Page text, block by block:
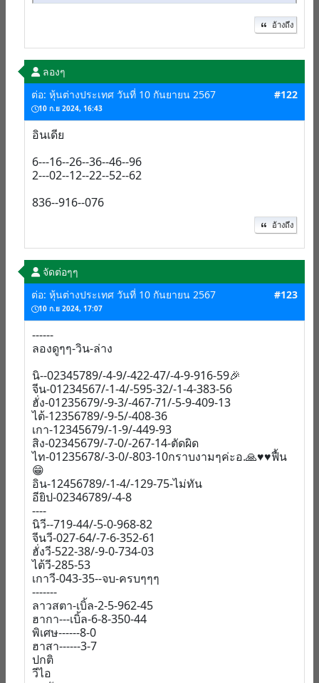
อ้างถึง
ลองๆ
ต่อ: หุ้นต่างประเทศ วันที่ 10 กันยายน 2567
10 ก.ย 2024, 16:43
#122
อินเดีย
6---16--26--36--46--96
2---02--12--22--52--62
836--916--076
อ้างถึง
จัดต่อๆๆ
ต่อ: หุ้นต่างประเทศ วันที่ 10 กันยายน 2567
10 ก.ย 2024, 17:07
#123
------
ลองดูๆๆ-วิน-ล่าง
นิ--02345789/-4-9/-422-47/-4-9-916-59🎉
จีน-01234567/-1-4/-595-32/-1-4-383-56
ฮั่ง-01235679/-9-3/-467-71/-5-9-409-13
ไต้-12356789/-9-5/-408-36
เกา-12345679/-1-9/-449-93
สิง-02345679/-7-0/-267-14-ตัดผิด
ไท-01235678/-3-0/-803-10กราบงามๆค่ะอ.🙏♥️♥️ฟื้น
😁
อิน-12456789/-1-4/-129-75-ไม่ทัน
อียิป-02346789/-4-8
----
นิวี--719-44/-5-0-968-82
จีนวี-027-64/-7-6-352-61
ฮั่งวี-522-38/-9-0-734-03
ไต้วี-285-53
เกาวี-043-35--จบ-ครบๆๆๆ
-------
ลาวสตา-เบิ้ล-2-5-962-45
ฮากา---เบิ้ล-6-8-350-44
พิเศษ------8-0
ฮาสา------3-7
ปกติ
วีไอ